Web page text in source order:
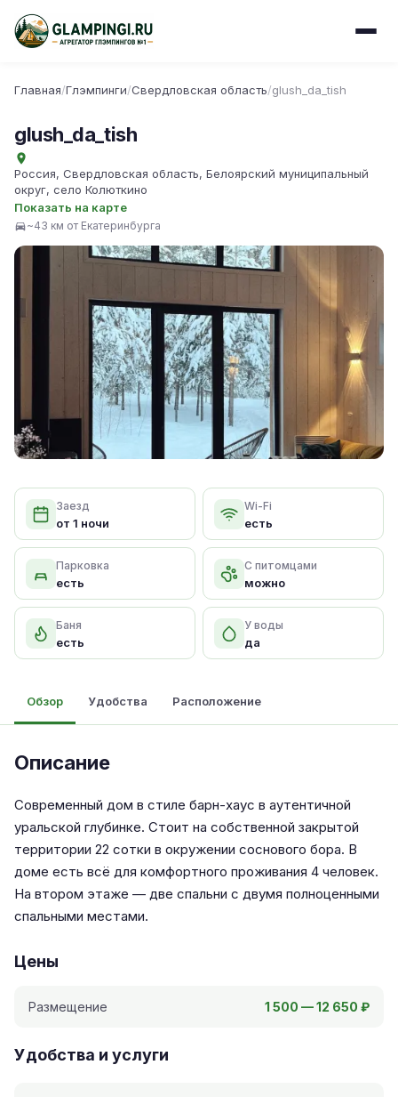
Главная/Глэмпинги/Свердловская область/glush_da_tish
glush_da_tish
Россия, Свердловская область, Белоярский муниципальный
округ, село Колюткино
Показать на карте
~43 км от Екатеринбурга
Заезд
от 1 ночи
Wi-Fi
есть
Парковка
есть
С питомцами
можно
Баня
есть
У воды
да
Обзор Удобства Расположение
Описание
Современный дом в стиле барн-хаус в аутентичной
уральской глубинке. Стоит на собственной закрытой
территории 22 сотки в окружении соснового бора. В
доме есть всё для комфортного проживания 4 человек.
На втором этаже — две спальни с двумя полноценными
спальными местами.
Цены
Размещение 1 500 — 12 650 ₽
Удобства и услуги